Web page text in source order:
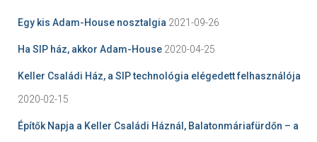
Egy kis Adam-House nosztalgia 2021-09-26
Ha SIP ház, akkor Adam-House 2020-04-25
Keller Családi Ház, a SIP technológia elégedett felhasználója
2020-02-15
Építők Napja a Keller Családi Háznál, Balatonmáriafürdőn – a